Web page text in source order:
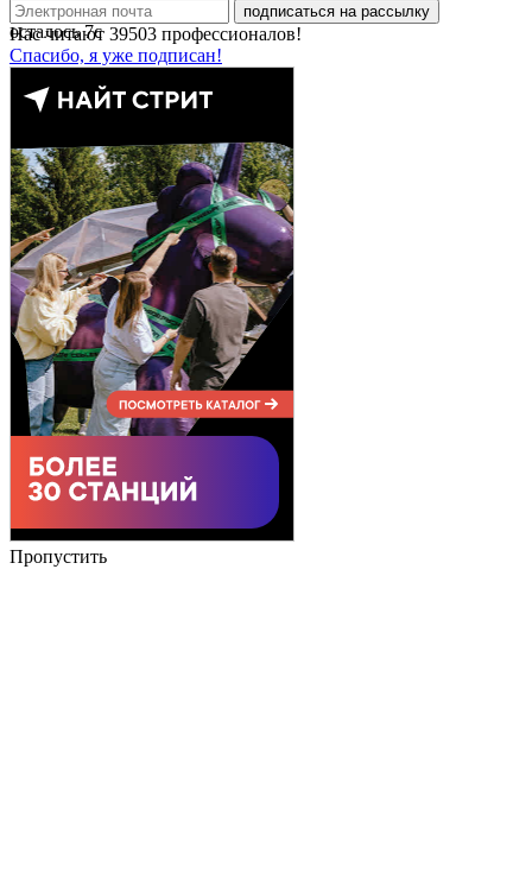
подписаться на рассылку
Нас читают 39503 профессионалов!
Спасибо, я уже подписан!
осталось7с
Пропустить